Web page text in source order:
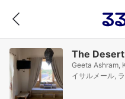
The
Geeta Ashram,
イサルメール,